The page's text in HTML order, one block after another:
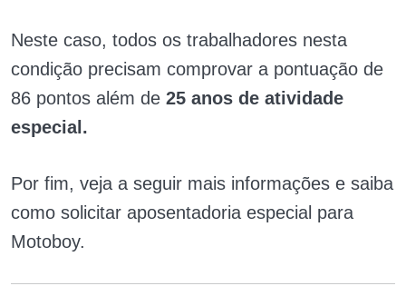
Neste caso, todos os trabalhadores nesta
condição precisam comprovar a pontuação de
86 pontos além de 25 anos de atividade
especial.
Por fim, veja a seguir mais informações e saiba
como solicitar aposentadoria especial para
Motoboy.